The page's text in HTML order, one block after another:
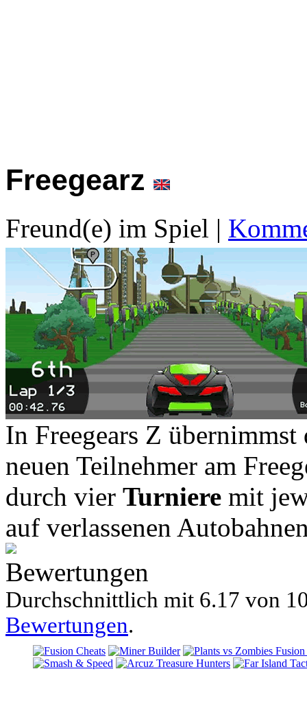
Freegearz
Freund(e) im Spiel |
In Freegears Z
neuen Teilnehmer am
durch vier Turniere mit
auf verlassenen
Bewertungen
Durchschnittlich mit 6.17 von
Bewertungen.